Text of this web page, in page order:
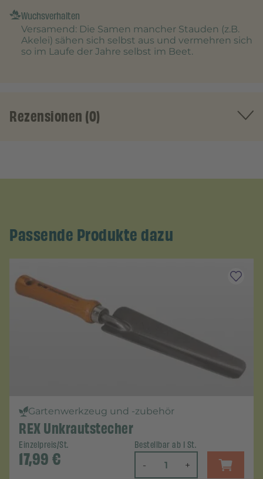
Wuchsverhalten
Versamend : Die Samen mancher Stauden (z.B.
Akelei) sähen sich selbst aus und vermehren sich
so im Laufe der Jahre selbst im Beet.
Rezensionen (0)
Passende Produkte dazu
Gartenwerkzeug und -zubehör
REX Unkrautstecher
Einzelpreis/St.
17,99€
Bestellbar ab 1 St.
- +